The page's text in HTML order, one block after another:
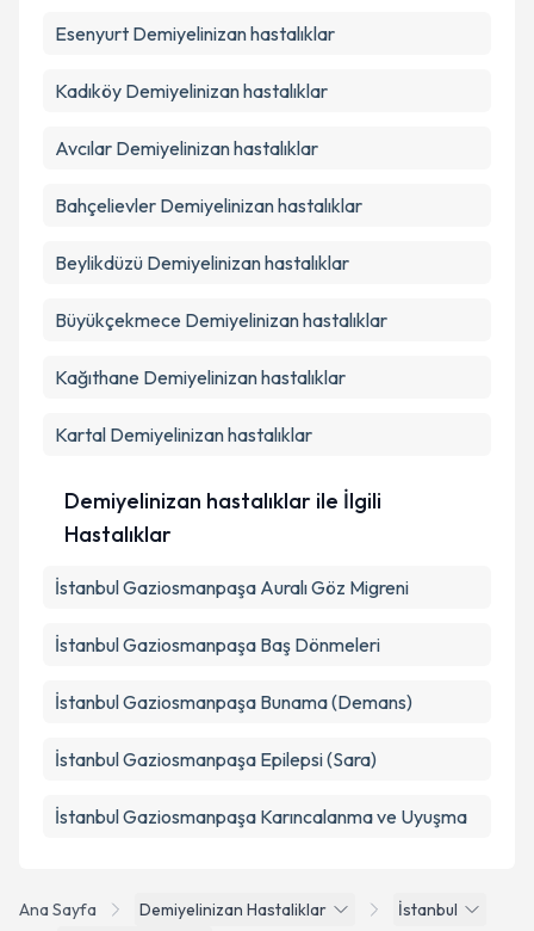
Ana Sayfa Demiyelinizan Hastaliklar
İstanbul
Esenyurt Demiyelinizan hastalıklar
Kadıköy Demiyelinizan hastalıklar
Avcılar Demiyelinizan hastalıklar
Bahçelievler Demiyelinizan hastalıklar
Beylikdüzü Demiyelinizan hastalıklar
Büyükçekmece Demiyelinizan hastalıklar
Kağıthane Demiyelinizan hastalıklar
Kartal Demiyelinizan hastalıklar
Demiyelinizan hastalıklar ile İlgili
Hastalıklar
İstanbul Gaziosmanpaşa Auralı Göz Migreni
İstanbul Gaziosmanpaşa Baş Dönmeleri
İstanbul Gaziosmanpaşa Bunama (Demans)
İstanbul Gaziosmanpaşa Epilepsi (Sara)
İstanbul Gaziosmanpaşa Karıncalanma ve Uyuşma